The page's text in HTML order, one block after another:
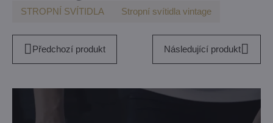
STROPNÍ SVÍTIDLA Stropní svítidla vintage
Předchozí produkt Následující produkt